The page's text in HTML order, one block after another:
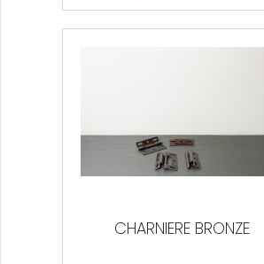
CHARNIERE BRONZE